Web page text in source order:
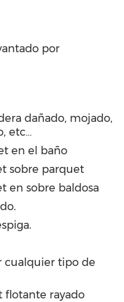
por
dañado, mojado,
etc…
en el baño
sobre parquet
en sobre baldosa
cualquier tipo de
flotante rayado